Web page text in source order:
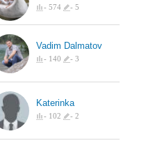
- 574 - 5
Vadim Dalmatov
- 140 - 3
Katerinka
- 102 - 2